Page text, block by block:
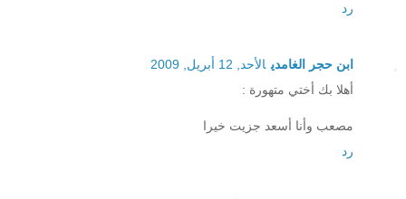
رد
ابن حجر الغامدي الأحد, 12 أبريل, 2009
أهلا بك أختي متهورة :
مصعب وأنا أسعد جزيت خيرا
رد